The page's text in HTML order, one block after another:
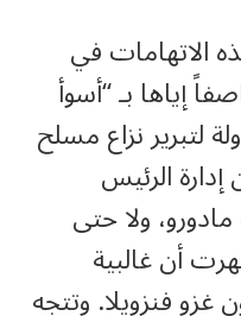
الاتهامات في
إياها بـ “أسوأ
لتبرير نزاع مسلح
إدارة الرئيس
ولا حتى
أن غالبية
يعارضون غزو فنزويلا. وتتجه